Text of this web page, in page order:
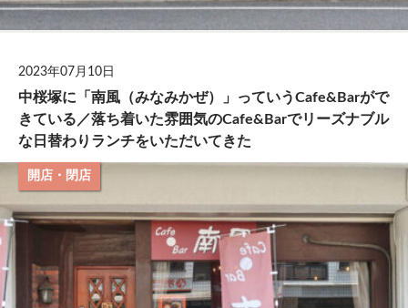
2023年07月10日
中桜塚に「南風（みなみかぜ）」っていうCafe&Barがで
きている／落ち着いた雰囲気のCafe&Barでリーズナブル
な日替わりランチをいただいてきた
開店・閉店